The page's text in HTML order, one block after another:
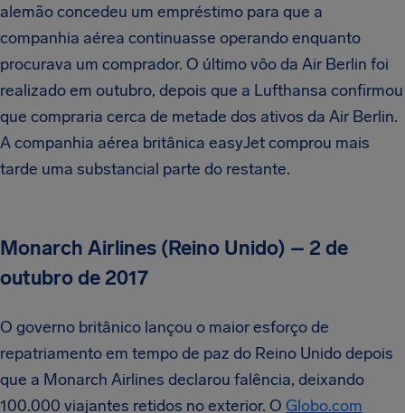
alemão concedeu um empréstimo para que a
companhia aérea continuasse operando enquanto
procurava um comprador. O último vôo da Air Berlin foi
realizado em outubro, depois que a Lufthansa confirmou
que compraria cerca de metade dos ativos da Air Berlin.
A companhia aérea britânica easyJet comprou mais
tarde uma substancial parte do restante.
Monarch Airlines (Reino Unido) – 2 de
outubro de 2017
O governo britânico lançou o maior esforço de
repatriamento em tempo de paz do Reino Unido depois
que a Monarch Airlines declarou falência, deixando
100.000 viajantes retidos no exterior. O Globo.com